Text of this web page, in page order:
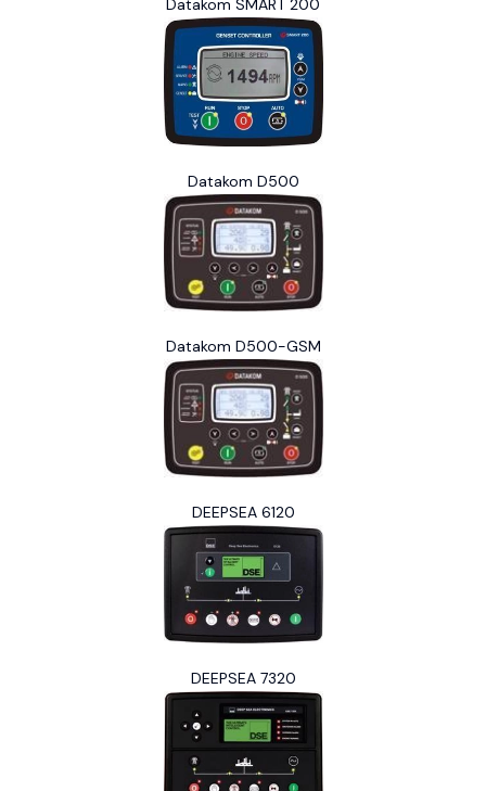
Datakom SMART 200
Datakom D500
Datakom D500-GSM
DEEPSEA 6120
DEEPSEA 7320